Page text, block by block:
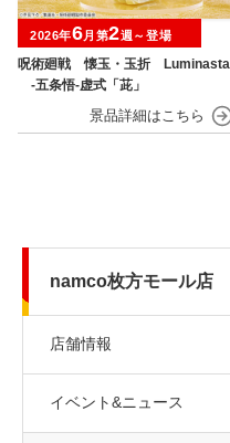
呪術廻戦 懐玉・玉折 Luminasta
‐五条悟‐虚式「茈」
2026年6月第2週～登場
namco枚方モール店
店舗情報
イベント&ニュース